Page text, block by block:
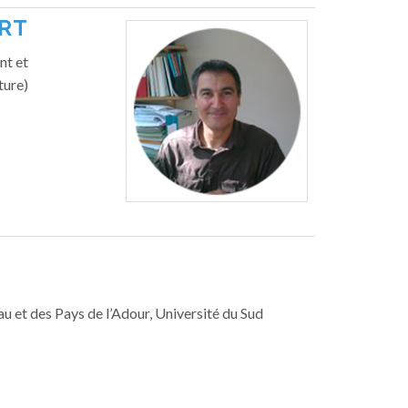
et
des Pays de l’Adour, Université du Sud